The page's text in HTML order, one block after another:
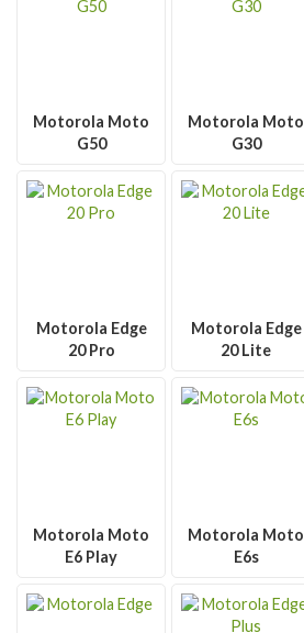
Motorola Moto
G50
Motorola Moto
G30
Motorola Edge
20 Pro
Motorola Edge
20 Lite
Motorola Moto
E6 Play
Motorola Moto
E6s